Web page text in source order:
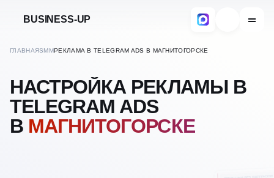
BUSINESS-UP
ГЛАВНАЯSMMРЕКЛАМА В TELEGRAM ADS В МАГНИТОГОРСКЕ
НАСТРОЙКА РЕКЛАМЫ В
TELEGRAM ADS
В МАГНИТОГОРСКЕ